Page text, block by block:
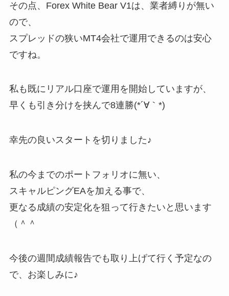
その点、Forex White Bear V1は、業者縛りが無い
ので、
スプレッドの狭いMT4会社で運用できるのは安心
ですね。
私も既にリアル口座で運用を開始していますが、
早くも引き分けを挟んで8連勝(*´∀｀*)
幸先の良いスタートを切りました♪
私の今までのポートフォリオに無い、
スキャルピングEAを加える事で、
更なる成績の安定化を狙って行きたいと思います
（＾＾
今後の週間成績報告でも取り上げて行く予定なの
で、お楽しみに♪